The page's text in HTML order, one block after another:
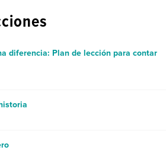
diferencia: Plan de lección para contar